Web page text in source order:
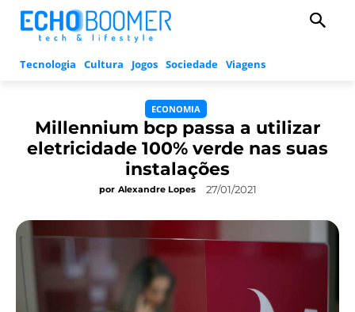
Tecnologia Cultura Jogos Sociedade Viagens
ECONOMIA
Millennium bcp passa a utilizar
eletricidade 100% verde nas suas
instalações
por Alexandre Lopes 27/01/2021